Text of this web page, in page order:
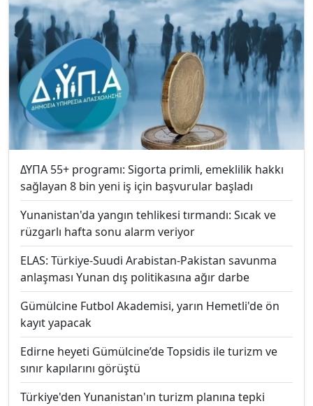
ΔΥΠΑ 55+ programı: Sigorta primli, emeklilik hakkı
sağlayan 8 bin yeni iş için başvurular başladı
Yunanistan'da yangın tehlikesi tırmandı: Sıcak ve
rüzgarlı hafta sonu alarm veriyor
ELAS: Türkiye-Suudi Arabistan-Pakistan savunma
anlaşması Yunan dış politikasına ağır darbe
Gümülcine Futbol Akademisi, yarın Hemetli'de ön
kayıt yapacak
Edirne heyeti Gümülcine’de Topsidis ile turizm ve
sınır kapılarını görüştü
Türkiye'den Yunanistan'ın turizm planına tepki